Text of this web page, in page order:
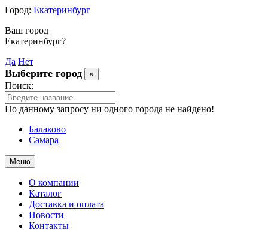
Город: Екатеринбург
Ваш город
Екатеринбург?
Да Нет
Выберите город ×
Поиск:
По данному запросу ни одного города не найдено!
Балаково
Самара
Меню
О компании
Каталог
Доставка и оплата
Новости
Контакты